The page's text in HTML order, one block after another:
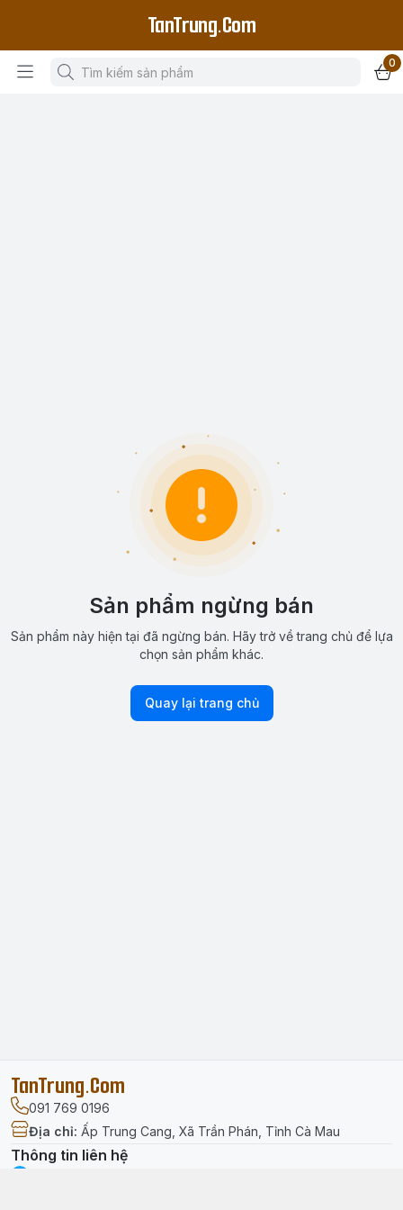
TanTrung.Com
0
Sản phẩm ngừng bán
Sản phẩm này hiện tại đã ngừng bán. Hãy trở về trang chủ để lựa
chọn sản phẩm khác.
Quay lại trang chủ
TanTrung.Com
091 769 0196
Địa chỉ: Ấp Trung Cang, Xã Trần Phán, Tỉnh Cà Mau
Thông tin liên hệ